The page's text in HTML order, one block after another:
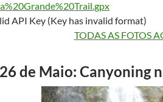
API Key (Key has invalid format)
TODAS AS FOTOS
de Maio: Canyoning